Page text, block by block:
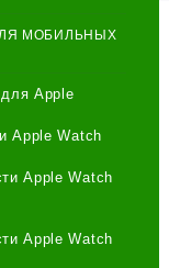
МОБИЛЬНЫХ
Apple
Apple Watch
Apple Watch
Apple Watch